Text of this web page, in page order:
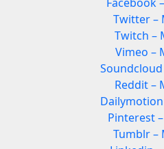
Twitter –
Twitch –
Vimeo –
Reddit –
Pinterest
Tumblr –